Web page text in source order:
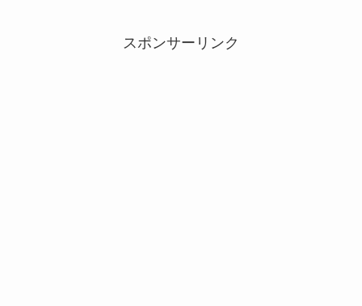
スポンサーリンク